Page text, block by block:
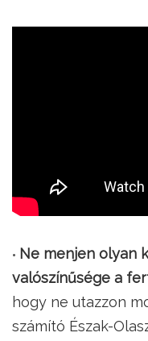
Ne menjen olyan
valószínűsége a
hogy ne utazzon
számító Észak-